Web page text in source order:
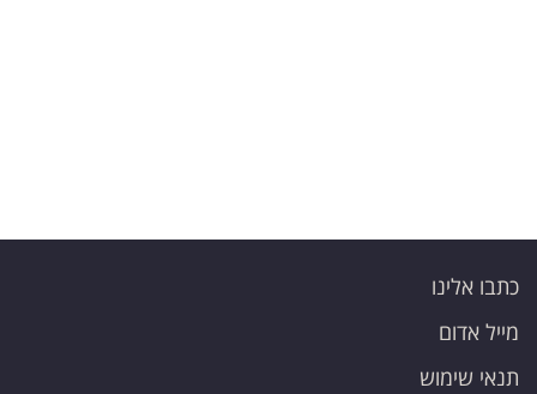
כתבו אלינו
מייל אדום
תנאי שימוש